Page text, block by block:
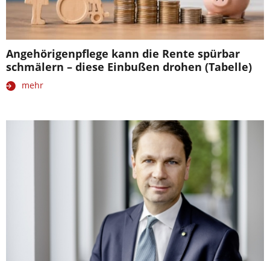
Angehörigenpflege kann die Rente spürbar
schmälern – diese Einbußen drohen (Tabelle)
mehr